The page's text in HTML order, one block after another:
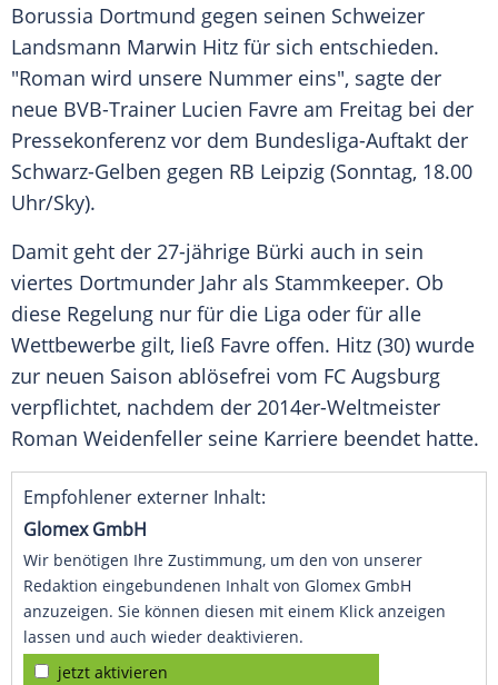
Borussia Dortmund gegen seinen Schweizer
Landsmann Marwin Hitz für sich entschieden.
"Roman wird unsere Nummer eins", sagte der
neue BVB-Trainer Lucien Favre am Freitag bei der
Pressekonferenz vor dem Bundesliga-Auftakt der
Schwarz-Gelben gegen RB Leipzig (Sonntag, 18.00
Uhr/Sky).
Damit geht der 27-jährige Bürki auch in sein
viertes Dortmunder Jahr als Stammkeeper. Ob
diese Regelung nur für die Liga oder für alle
Wettbewerbe gilt, ließ Favre offen. Hitz (30) wurde
zur neuen Saison ablösefrei vom FC Augsburg
verpflichtet, nachdem der 2014er-Weltmeister
Roman Weidenfeller seine Karriere beendet hatte.
Empfohlener externer Inhalt:
Glomex GmbH
Wir benötigen Ihre Zustimmung, um den von unserer
Redaktion eingebundenen Inhalt von Glomex GmbH
anzuzeigen. Sie können diesen mit einem Klick anzeigen
lassen und auch wieder deaktivieren.
jetzt aktivieren